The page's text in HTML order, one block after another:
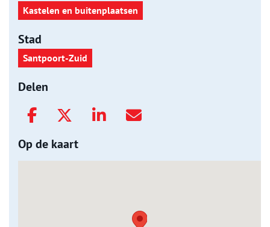
Kastelen en buitenplaatsen
Stad
Santpoort-Zuid
Delen
Op de kaart